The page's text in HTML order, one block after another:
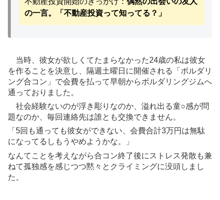
の一言。「不動産投資って知ってる？」
当時、彼女が欲しくてたまらなかった24歳の私は彼女
を作ることを決意し、隔週土曜日に開催される「ボルダリ
ング合コン」で会費を払って早朝からボルダリングジムへ
通っておりました。
社会経験ないのが浮き彫りなのか、溢れ出る童○感が問
題なのか、毎回連絡先は誰とも交換できません。
「5回も通っても彼女ができない、会費合計3万円は無駄
になってるしもうやめようかな。」
なんてことを考えながら合コン終了後にストレス発散も兼
ねて孤独感を感じつつ黙々とクライミングに没頭しまし
た。